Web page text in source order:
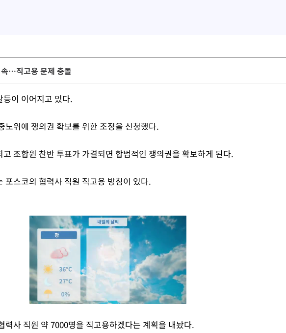
…직고용 문제 충돌
이 이어지고 있다.
노위에 쟁의권 확보를 위한 조정을 신청했다.
조합원 찬반 투표가 가결되면 합법적인 쟁의권을 확보하게 된다.
포스코의 협력사 직원 직고용 방침이 있다.
력사 직원 약 7000명을 직고용하겠다는 계획을 내놨다.